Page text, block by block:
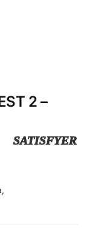
2 –
SATISFYER